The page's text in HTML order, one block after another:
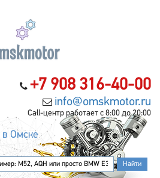
+7 908 316-40-00
info@omskmotor.ru
Call-центр работает с 8:00 до 20:00
в Омске